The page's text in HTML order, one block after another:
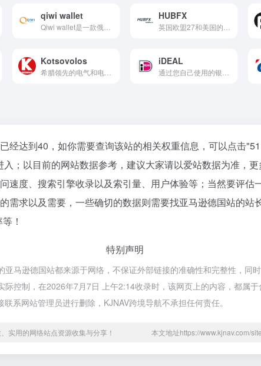
qiwi wallet HUBFX
Kotsovolos iDEAL
经达到40，如你需要查询该站的相关权重信息，可以点击"
入；以目前的网站数据参考，建议大家请以爱站数据为准，
速度、搜索引擎收录以及索引量、用户体验等；当然要评估
需求以及需要，一些确切的数据则需要找亚马逊德国站的站
！
特别声明
亚马逊德国站都来源于网络，不保证外部链接的准确性和完整性，同
际控制，在2026年7月7日 上午2:14收录时，该网页上的内容，都属
系网站管理员进行删除，KJNAV跨境导航不承担任何责任。
实用的网络站点资源收集与分享！ 本文地址https://www.kjnav.com/